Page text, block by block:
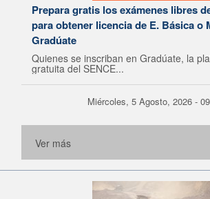
Prepara gratis los exámenes libres
para obtener licencia de E. Básica o
Gradúate
Quienes se inscriban en Gradúate, la
gratuita del SENCE...
Miércoles, 5 Agosto, 2026 -
Ver más